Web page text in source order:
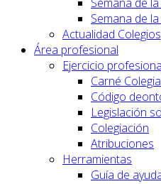
Semana de
Actualidad Colegios
Área profesional
Ejercicio
Carné
Código
Legislación
Colegiación
Atribuciones
Herramientas
Guía de